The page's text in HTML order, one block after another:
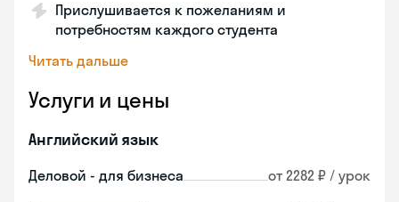
Прислушивается к пожеланиям и
потребностям каждого студента
Читать дальше
Услуги и цены
Английский язык
Деловой - для бизнеса от 2282 ₽ / урок